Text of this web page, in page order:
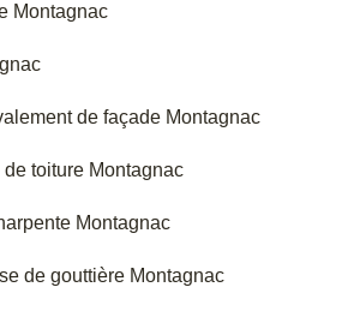
Montagnac
de façade Montagnac
toiture Montagnac
Montagnac
de gouttière Montagnac